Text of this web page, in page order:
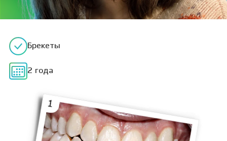
Брекеты
2 года